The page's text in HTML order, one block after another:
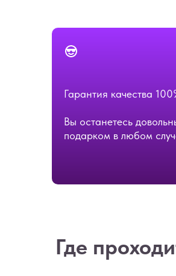
Вы останетесь
подарком в любом
Гарантия качества
Где